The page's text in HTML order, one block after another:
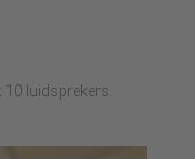
luidsprekers.